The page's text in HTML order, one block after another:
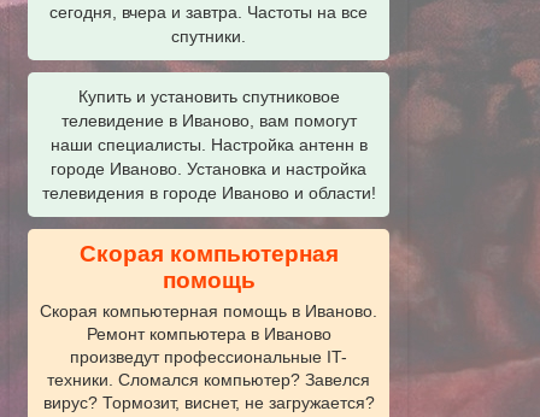
сегодня, вчера и завтра. Частоты на все
спутники.
Купить и установить спутниковое
телевидение в Иваново, вам помогут
наши специалисты. Настройка антенн в
городе Иваново. Установка и настройка
телевидения в городе Иваново и области!
Скорая компьютерная
помощь
Скорая компьютерная помощь в Иваново.
Ремонт компьютера в Иваново
произведут профессиональные IT-
техники. Сломался компьютер? Завелся
вирус? Тормозит, виснет, не загружается?